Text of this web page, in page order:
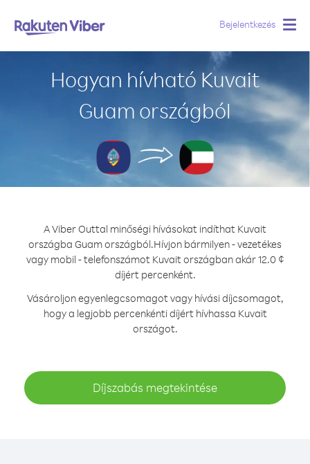
Bejelentkezés
Hogyan hívható Kuvait
Guam országból
A Viber Outtal minőségi hívásokat indíthat Kuvait
országba Guam országból.Hívjon bármilyen - vezetékes
vagy mobil - telefonszámot Kuvait országban akár 12.0 ¢
díjért percenként.
Vásároljon egyenlegcsomagot vagy hívási díjcsomagot,
hogy a legjobb percenkénti díjért hívhassa Kuvait
országot.
Díjszabás megtekintése